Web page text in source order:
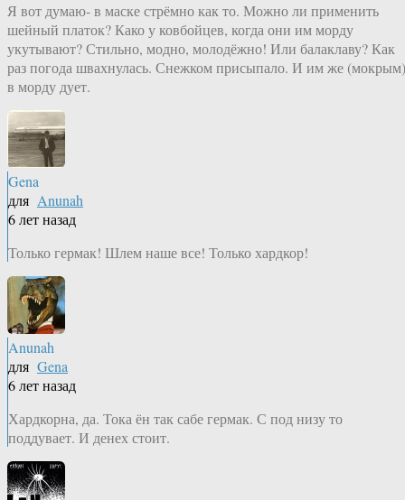
Я вот думаю- в маске стрёмно как то. Можно ли применить
шейный платок? Како у ковбойцев, когда они им морду
укутывают? Стильно, модно, молодёжно! Или балаклаву? Как
раз погода швахнулась. Снежком присыпало. И им же (мокрым)
в морду дует.
Gena
для Anunah
6 лет назад
Только гермак! Шлем наше все! Только хардкор!
Anunah
для Gena
6 лет назад
Хардкорна, да. Тока ён так сабе гермак. С под низу то
поддувает. И денех стоит.